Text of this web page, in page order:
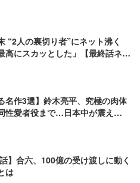
“2人の裏切り者”にネット沸く
高にスカッとした」【最終話ネタ
名作3選】鈴木亮平、究極の肉体
性愛者役まで…日本中が震え
】合六、100億の受け渡しに動く
は